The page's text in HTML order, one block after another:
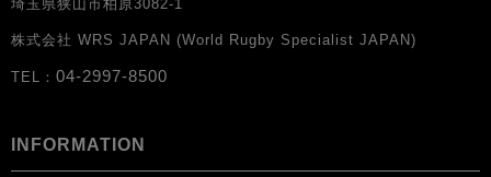
埼玉県狭山市柏原3082-1
株式会社 WRS JAPAN (World Rugby Specialist JAPAN)
TEL： 04-2997-8500
INFORMATION